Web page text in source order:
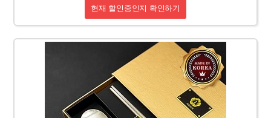
현재 할인중인지 확인하기